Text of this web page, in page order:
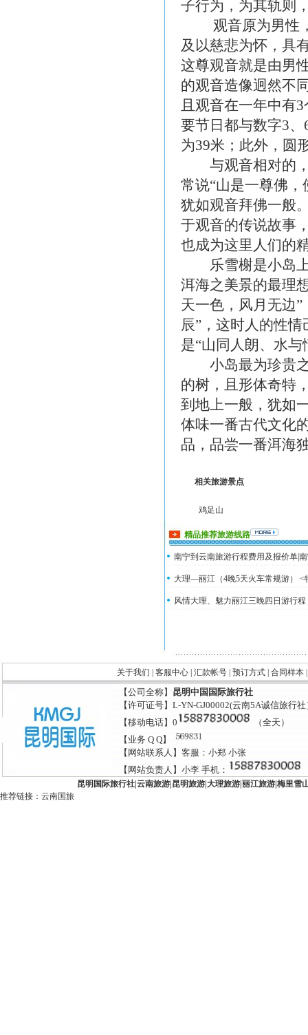
子行为，为其轨
观音原为男性，
及以慈悲为怀，具
这尊观音就是由男
的观音造像迥然不
且观音在一年中有
要节日都与数字3
为39米；此外，
与观音相对的，
常说“山是一尊佛
犹如观音拜佛一般
于观音的传说故事
也成为这里人们
乐雪榭是小岛上
洱海之美景的最理
天一色，风月无边
辰”，这时人的性
是“山同人朗、水
小岛最为珍贵之
的树，且形体奇特
到地上一般，犹如
体味一番古代文化
品，品尝一番洱海
相关旅游景点
鸡足山
精品推荐旅游线路
南宁到云南旅游行程费用及报价单|
大理—丽江（4晚5天火车常规游） <
风情大理、魅力丽江三晚四日游行
关于我们 客服中心| 汇款帐号| 预订方式| 合同样本
【公司全称】 昆明中国国际旅行社
【许可证号】L-YN-GJ00002(云南5A诚信旅行社
【移动电话】0
（全天）
【业务 Q Q】
【网站联系人】客服：小郑 小张
【网站负责人】小李 手机：
昆明国际旅行社| 云南旅游| 昆明旅游| 大理旅游| 丽江旅游| 梅里雪
推荐链接： 云南国旅